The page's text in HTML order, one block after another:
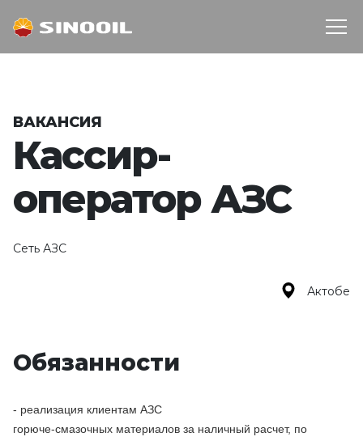
ВАКАНСИЯ
Кассир-
оператор АЗС
Сеть АЗС
Актобе
Обязанности
- реализация клиентам АЗС
горюче-смазочных материалов за наличный расчет, по